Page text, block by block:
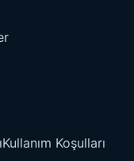
Kullanım Koşulları